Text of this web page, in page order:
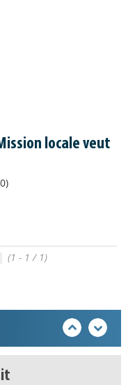
locale veut
(1 - 1 / 1)